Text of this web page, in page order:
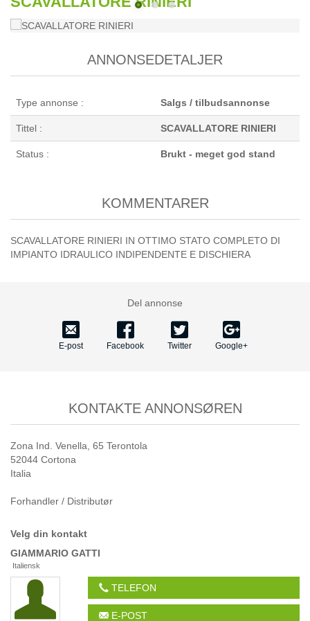
ANNONSEDETALJER
Type annonse : Salgs / tilbudsannonse
Tittel : SCAVALLATORE RINIERI
Status : Brukt - meget god stand
KOMMENTARER
SCAVALLATORE RINIERI IN OTTIMO STATO COMPLETO DI
IMPIANTO IDRAULICO INDIPENDENTE E DISCHIERA
Del annonse
E-post Facebook Twitter Google+
KONTAKTE ANNONSØREN
Zona Ind. Venella, 65 Terontola
52044 Cortona
Italia
Forhandler / Distributør
Velg din kontakt
GIAMMARIO GATTI
Italiensk
TELEFON
E-POST